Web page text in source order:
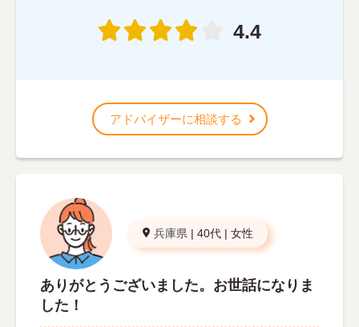
4.4
アドバイザーに相談する
兵庫県 | 40代 | 女性
ありがとうございました。お世話になりま
した！